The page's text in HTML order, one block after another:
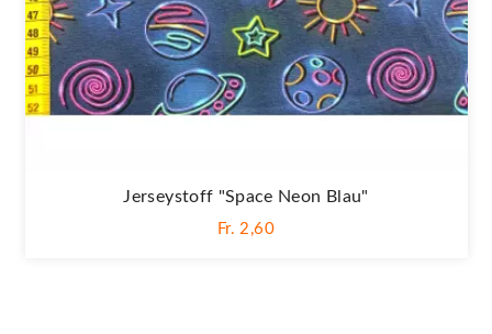
Jerseystoff "Space Neon Blau"
Fr. 2,60